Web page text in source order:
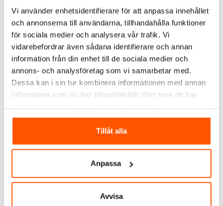
Vi använder enhetsidentifierare för att anpassa innehållet
och annonserna till användarna, tillhandahålla funktioner
för sociala medier och analysera vår trafik. Vi
vidarebefordrar även sådana identifierare och annan
information från din enhet till de sociala medier och
annons- och analysföretag som vi samarbetar med.
Dessa kan i sin tur kombinera informationen med annan
information som du har tillhandahållit eller som de har
Tillåt alla
Anpassa
Avvisa
Kedjebelysning
49,00 kr
LÄGG I VARUKORG
Kedjebelysning S-Line
LED
39,00 kr
LÄGG I VARUKORG
ANDRA KUNDER KÖPTE ÄVEN